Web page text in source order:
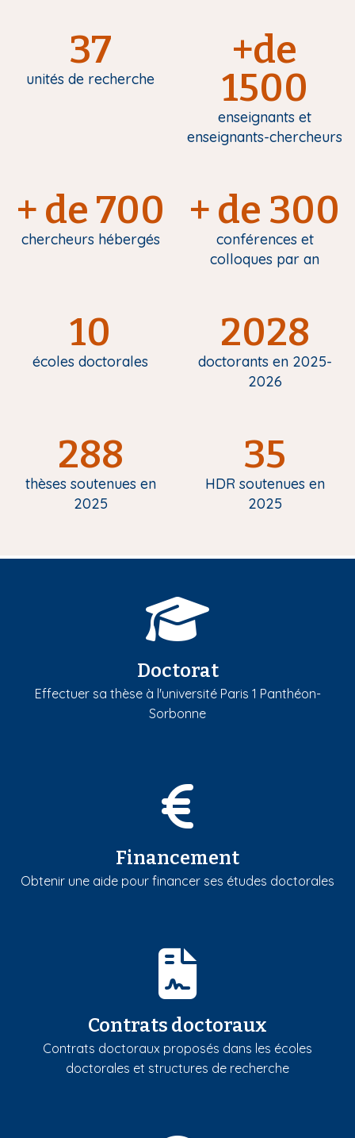
37
unités de recherche
+de
1500
enseignants et
enseignants-chercheurs
+ de 700
chercheurs hébergés
+ de 300
conférences et
colloques par an
10
écoles doctorales
2028
doctorants en 2025-
2026
288
thèses soutenues en
2025
35
HDR soutenues en
2025
Doctorat
Effectuer sa thèse à l'université Paris 1 Panthéon-
Sorbonne
Financement
Obtenir une aide pour financer ses études doctorales
Contrats doctoraux
Contrats doctoraux proposés dans les écoles
doctorales et structures de recherche